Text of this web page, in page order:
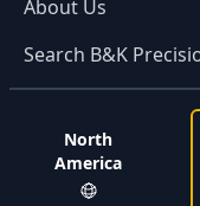
About Us
Search B&K
North
America